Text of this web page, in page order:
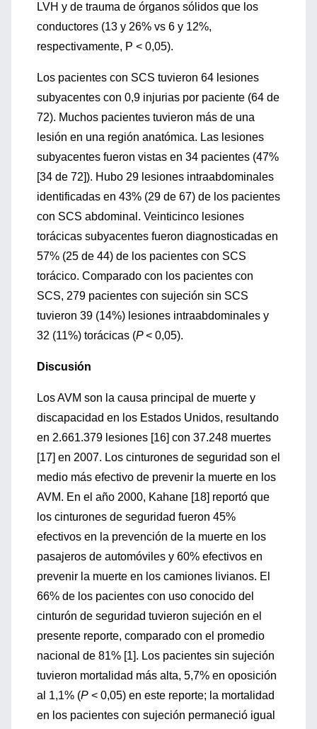
LVH y de trauma de órganos sólidos que los
conductores (13 y 26% vs 6 y 12%,
respectivamente, P < 0,05).
Los pacientes con SCS tuvieron 64 lesiones
subyacentes con 0,9 injurias por paciente (64 de
72). Muchos pacientes tuvieron más de una
lesión en una región anatómica. Las lesiones
subyacentes fueron vistas en 34 pacientes (47%
[34 de 72]). Hubo 29 lesiones intraabdominales
identificadas en 43% (29 de 67) de los pacientes
con SCS abdominal. Veinticinco lesiones
torácicas subyacentes fueron diagnosticadas en
57% (25 de 44) de los pacientes con SCS
torácico. Comparado con los pacientes con
SCS, 279 pacientes con sujeción sin SCS
tuvieron 39 (14%) lesiones intraabdominales y
32 (11%) torácicas (P< 0,05).
Discusión
Los AVM son la causa principal de muerte y
discapacidad en los Estados Unidos, resultando
en 2.661.379 lesiones [16] con 37.248 muertes
[17] en 2007. Los cinturones de seguridad son el
medio más efectivo de prevenir la muerte en los
AVM. En el año 2000, Kahane [18] reportó que
los cinturones de seguridad fueron 45%
efectivos en la prevención de la muerte en los
pasajeros de automóviles y 60% efectivos en
prevenir la muerte en los camiones livianos. El
66% de los pacientes con uso conocido del
cinturón de seguridad tuvieron sujeción en el
presente reporte, comparado con el promedio
nacional de 81% [1]. Los pacientes sin sujeción
tuvieron mortalidad más alta, 5,7% en oposición
al 1,1% (P < 0,05) en este reporte; la mortalidad
en los pacientes con sujeción permaneció igual